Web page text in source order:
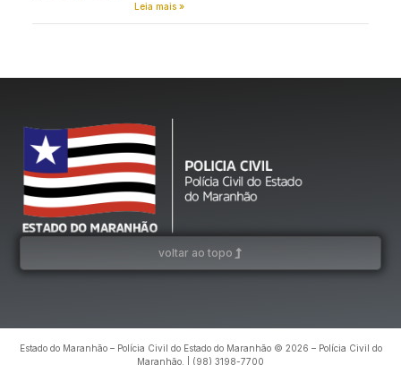
Leia mais »
voltar ao topo
Estado do Maranhão – Polícia Civil do Estado do Maranhão © 2026 – Polícia Civil do
Maranhão. | (98) 3198-7700